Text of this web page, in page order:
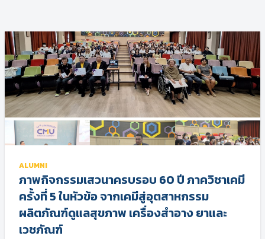
ALUMNI
ภาพกิจกรรมเสวนาครบรอบ 60 ปี ภาควิชาเคมี
ครั้งที่ 5 ในหัวข้อ จากเคมีสู่อุตสาหกรรม
ผลิตภัณฑ์ดูแลสุขภาพ เครื่องสำอาง ยาและ
เวชภัณฑ์